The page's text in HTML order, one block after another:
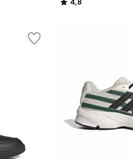
4,8
/